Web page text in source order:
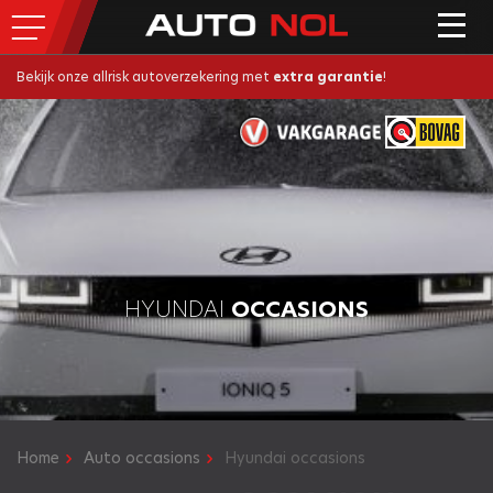
Bekijk onze allrisk autoverzekering met extra garantie!
HYUNDAIOCCASIONS
Home Auto occasions Hyundai occasions